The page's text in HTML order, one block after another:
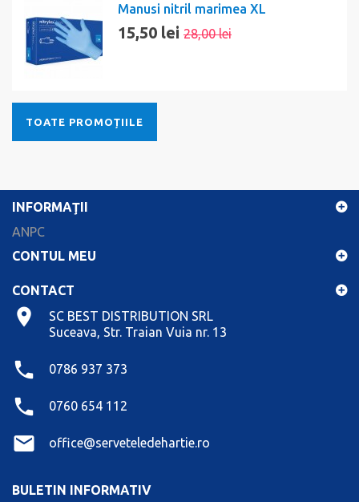
Manusi nitril marimea XL
15,50 lei 28,00 lei
TOATE PROMOȚIILE
INFORMAŢII
ANPC
CONTUL MEU
CONTACT
SC BEST DISTRIBUTION SRL
Suceava, Str. Traian Vuia nr. 13
0786 937 373
0760 654 112
office@serveteledehartie.ro
BULETIN INFORMATIV